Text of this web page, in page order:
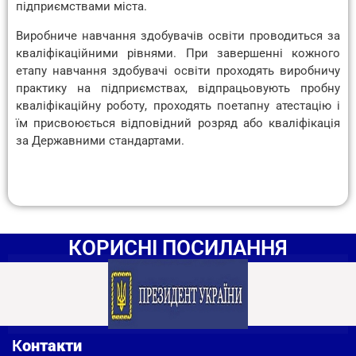
підприємствами міста.
Виробниче навчання здобувачів освіти проводиться за
кваліфікаційними рівнями. При завершенні кожного
етапу навчання здобувачі освіти проходять виробничу
практику на підприємствах, відпрацьовують пробну
кваліфікаційну роботу, проходять поетапну атестацію і
їм присвоюється відповідний розряд або кваліфікація
за Державними стандартами.
КОРИСНІ ПОСИЛАННЯ
Контакти